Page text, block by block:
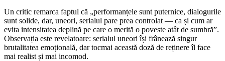
Un critic remarca faptul că „performanțele sunt puternice, dialogurile
sunt solide, dar, uneori, serialul pare prea controlat — ca și cum ar
evita intensitatea deplină pe care o merită o poveste atât de sumbră”.
Observația este revelatoare: serialul uneori își frânează singur
brutalitatea emoțională, dar tocmai această doză de reținere îl face
mai realist și mai incomod.